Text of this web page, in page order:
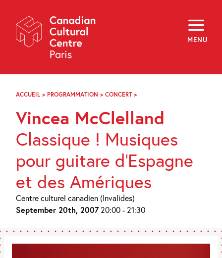
Navigation
MENU
About
Programming
Off-Site
Explore
Archives
f y
FR
ACCUEIL > PROGRAMMATION > CONCERT>
Vincea McClelland
Classique ! Musiques
pour guitare d’Espagne
et des Amériques
Centre culturel canadien (Invalides)
September 20th, 2007 20:00 - 21:30